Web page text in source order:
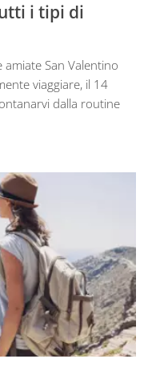
i tipi di
San Valentino
viaggiare, il 14
dalla routine